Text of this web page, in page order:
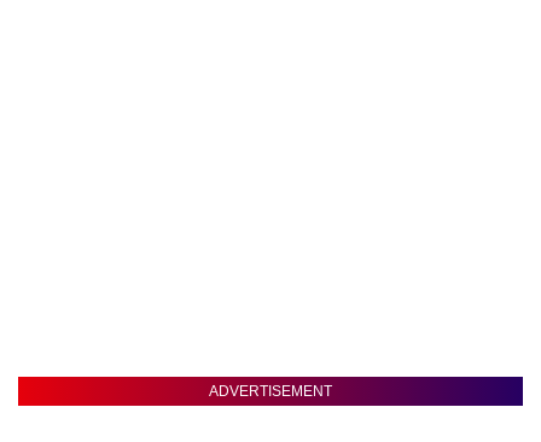
ADVERTISEMENT